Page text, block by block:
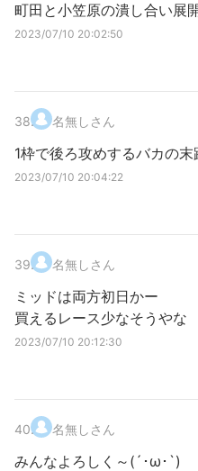
町田と小笠原の潰し合い展
2023/07/10 20:02:50
38. 名無しさん
1枠で後ろ攻めするバカの末
2023/07/10 20:04:22
39. 名無しさん
ミッドは両方初日かー
買えるレース少なそうやな
2023/07/10 20:12:30
40. 名無しさん
みんなよろしく～(´･ω･`)